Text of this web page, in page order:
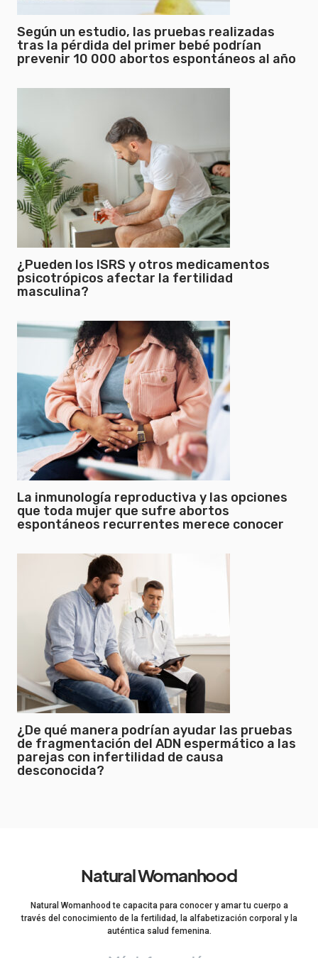
Según un estudio, las pruebas realizadas
tras la pérdida del primer bebé podrían
prevenir 10 000 abortos espontáneos al año
¿Pueden los ISRS y otros medicamentos
psicotrópicos afectar la fertilidad
masculina?
La inmunología reproductiva y las opciones
que toda mujer que sufre abortos
espontáneos recurrentes merece conocer
¿De qué manera podrían ayudar las pruebas
de fragmentación del ADN espermático a las
parejas con infertilidad de causa
desconocida?
Natural Womanhood
Natural Womanhood te capacita para conocer y amar tu cuerpo a
través del conocimiento de la fertilidad, la alfabetización corporal y la
auténtica salud femenina.